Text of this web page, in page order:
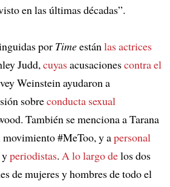
en las últimas décadas”.
por Timeestánlas actrices
Judd,cuyasacusacionescontra el
Weinstein ayudaron a
sobreconducta sexual
También se menciona a Tarana
#MeToo, y apersonal
periodistas. A lo largo delos dos
de mujeres y hombres de todo el